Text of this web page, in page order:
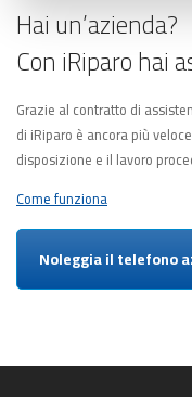
Hai un’azienda?
Con iRiparo hai
Grazie al contratto di
di iRiparo è ancora più
disposizione e il lavoro
Come funziona
Noleggia il telefono